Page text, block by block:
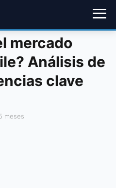
mercado
Análisis de
clave
meses